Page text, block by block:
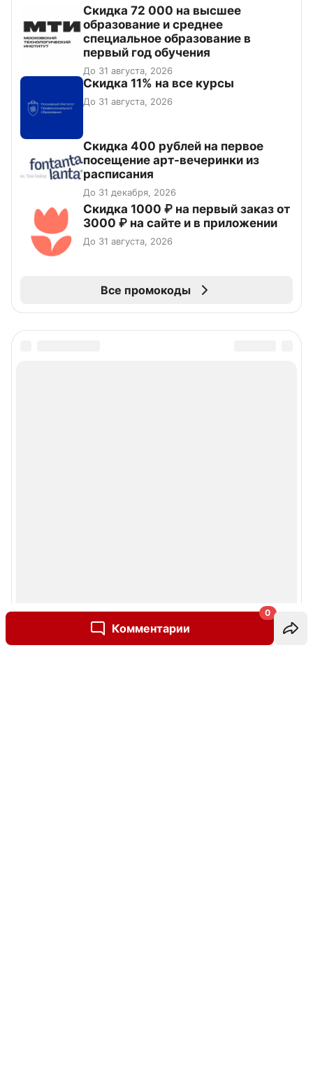
Комментарии
0
Скидка 72 000 на высшее
образование и среднее
специальное образование в
первый год обучения
До 31 августа, 2026
Скидка 11% на все курсы
До 31 августа, 2026
Cкидка 400 рублей на первое
посещение арт-вечеринки из
расписания
До 31 декабря, 2026
Скидка 1000 ₽ на первый заказ от
3000 ₽ на сайте и в приложении
До 31 августа, 2026
Все промокоды